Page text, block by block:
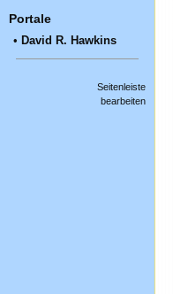
Portale
• David R. Hawkins
Seitenleiste
bearbeiten